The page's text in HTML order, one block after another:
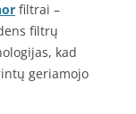
filtrai –
filtrų
kad
geriamojo